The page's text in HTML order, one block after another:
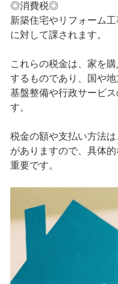
◎消費税◎
新築住宅やリフォーム
に対して課されます。
これらの税金は、家を
するものであり、国や
基盤整備や行政サービ
す。
税金の額や支払い方法
がありますので、具体
重要です。